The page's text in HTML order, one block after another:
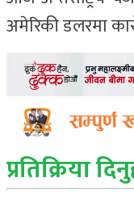
अमेरिकी डलरमा
प्रतिक्रिया